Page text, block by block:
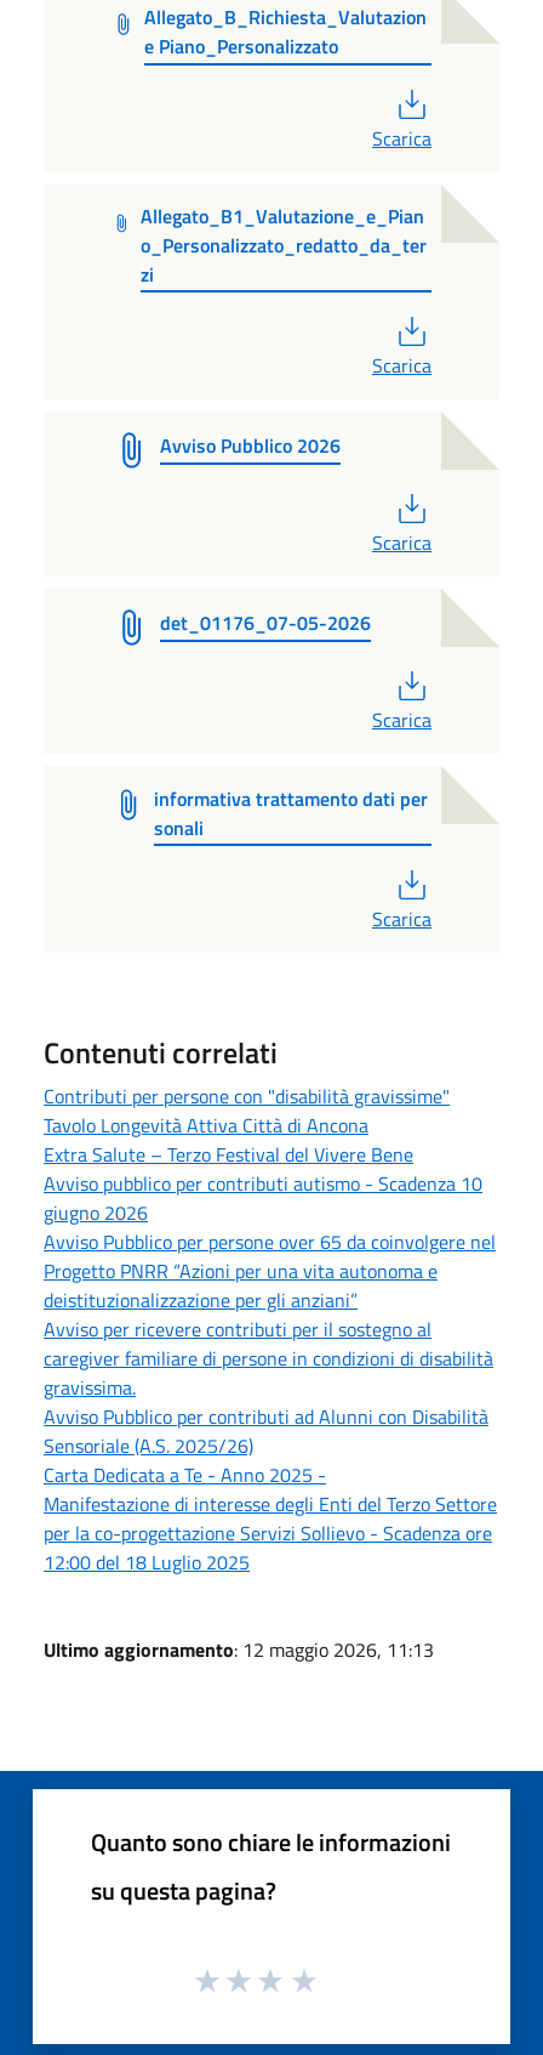
Allegato_B_Richiesta_Valutazion
e Piano_Personalizzato
Scarica
Allegato_B1_Valutazione_e_Pian
o_Personalizzato_redatto_da_ter
zi
Scarica
Avviso Pubblico 2026
Scarica
det_01176_07-05-2026
Scarica
informativa trattamento dati per
sonali
Scarica
Contenuti correlati
Contributi per persone con "disabilità gravissime"
Tavolo Longevità Attiva Città di Ancona
Extra Salute – Terzo Festival del Vivere Bene
Avviso pubblico per contributi autismo - Scadenza 10
giugno 2026
Avviso Pubblico per persone over 65 da coinvolgere nel
Progetto PNRR “Azioni per una vita autonoma e
deistituzionalizzazione per gli anziani”
Avviso per ricevere contributi per il sostegno al
caregiver familiare di persone in condizioni di disabilità
gravissima.
Avviso Pubblico per contributi ad Alunni con Disabilità
Sensoriale (A.S. 2025/26)
Carta Dedicata a Te - Anno 2025 -
Manifestazione di interesse degli Enti del Terzo Settore
per la co-progettazione Servizi Sollievo - Scadenza ore
12:00 del 18 Luglio 2025
Ultimo aggiornamento: 12 maggio 2026, 11:13
Quanto sono chiare le informazioni
su questa pagina?